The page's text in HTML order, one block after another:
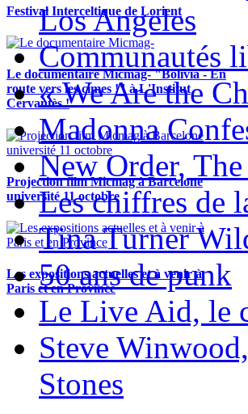
Festival Interceltique de Lorient
Le documentaire Micmag- "Bolivia - En
route vers les cimes !" à L'Institut
Cervantès !
Projection film Micmag à Barcelone
université 11 octobre
Les expositions actuelles et à venir à
Paris et en Province
Los Angeles
Communautés
« We Are the
Madonna
New Order,
Les chiffres de
Tina Turner
50 ans de punk
Le Live Aid, le
Steve
Stones